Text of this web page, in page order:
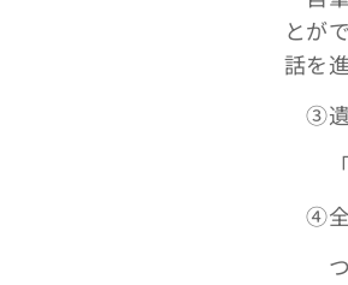
とが
話を
③遺
④全
つ